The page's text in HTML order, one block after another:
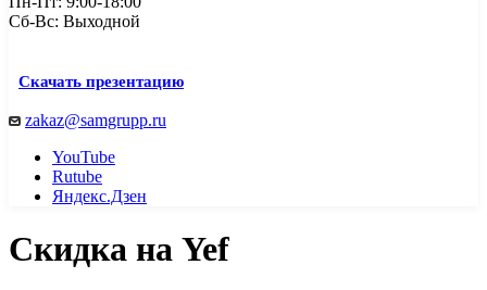
Сб-Вс: Выходной
Скачать презентацию
zakaz@samgrupp.ru
YouTube
Rutube
Яндекс.Дзен
Скидка на Yef